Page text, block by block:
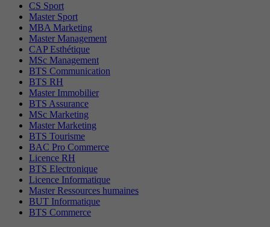
CS Sport
Master Sport
MBA Marketing
Master Management
CAP Esthétique
MSc Management
BTS Communication
BTS RH
Master Immobilier
BTS Assurance
MSc Marketing
Master Marketing
BTS Tourisme
BAC Pro Commerce
Licence RH
BTS Electronique
Licence Informatique
Master Ressources humaines
BUT Informatique
BTS Commerce